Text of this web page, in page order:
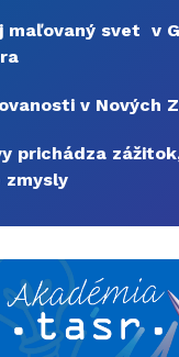
maľovaný svet v
v Nových
prichádza
zmysly